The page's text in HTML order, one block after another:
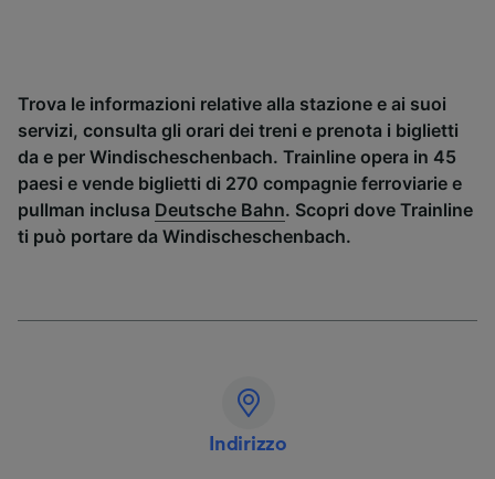
Trova le informazioni relative alla stazione e ai suoi
servizi, consulta gli orari dei treni e prenota i biglietti
da e per Windischeschenbach. Trainline opera in 45
paesi e vende biglietti di 270 compagnie ferroviarie e
pullman inclusa Deutsche Bahn. Scopri dove Trainline
ti può portare da Windischeschenbach.
Indirizzo